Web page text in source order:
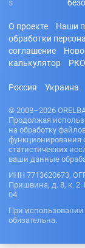
О проекте Наши
обработки
соглашение
калькулятор
РКО
Россия Украина
© 2008–2026
Продолжая
на обработку
функционирования
статистических
ваши данные
ИНН 7713620673,
Пришвина, д. 8, к.
04.
При использовании
обязательна.